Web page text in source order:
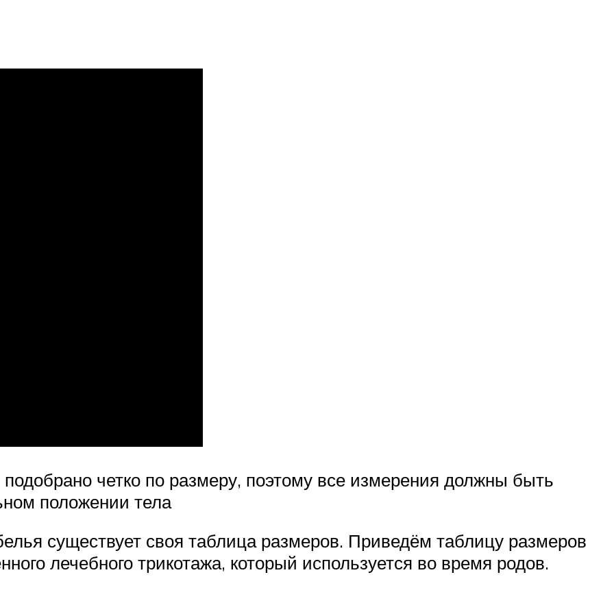
четко по размеру, поэтому все измерения должны быть
положении тела
существует своя таблица размеров. Приведём таблицу размеров
лечебного трикотажа, который используется во время родов.